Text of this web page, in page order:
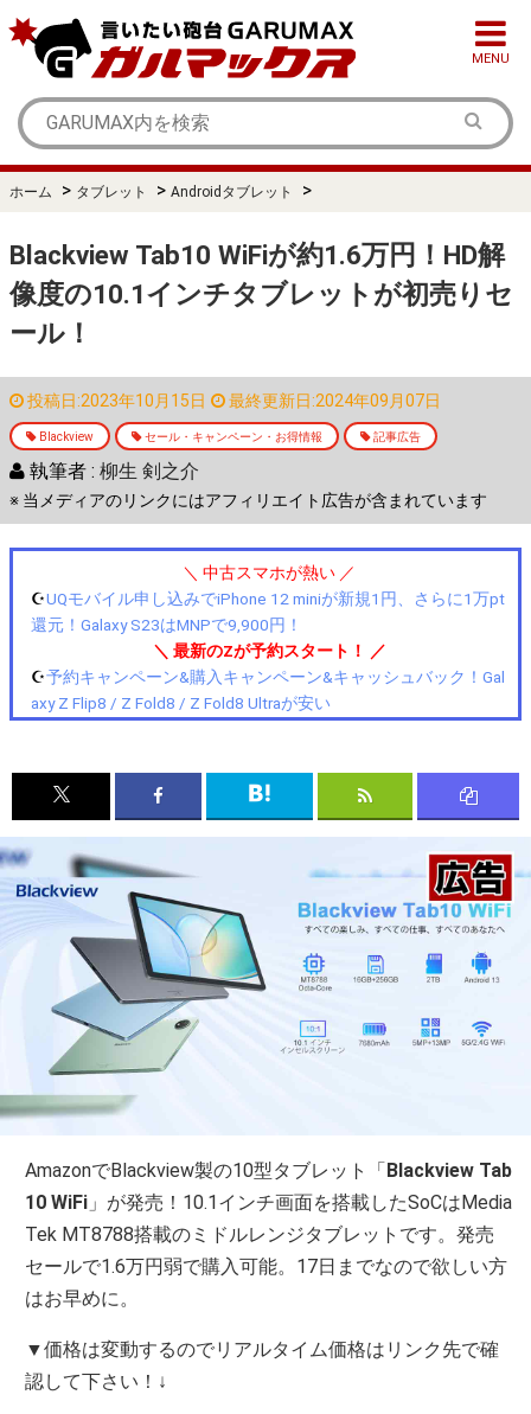
MENU
ホーム > タブレット > Androidタブレット >
Blackview Tab10 WiFiが約1.6万円！HD解
像度の10.1インチタブレットが初売りセ
ール！
投稿日:2023年10月15日 最終更新日:2024年09月07日
Blackview セール・キャンペーン・お得情報 記事広告
執筆者 : 柳生 剣之介
※ 当メディアのリンクにはアフィリエイト広告が含まれています
＼ 中古スマホが熱い ／
☪️UQモバイル申し込みでiPhone 12 miniが新規1円、さらに1万pt
還元！Galaxy S23はMNPで9,900円！
＼ 最新のZが予約スタート！ ／
☪️予約キャンペーン&購入キャンペーン&キャッシュバック！Gal
axy Z Flip8 / Z Fold8 / Z Fold8 Ultraが安い
AmazonでBlackview製の10型タブレット「 Blackview Tab
10 WiFi 」が発売！10.1インチ画面を搭載したSoCはMedia
Tek MT8788搭載のミドルレンジタブレットです。発売
セールで1.6万円弱で購入可能。17日までなので欲しい方
はお早めに。
▼価格は変動するのでリアルタイム価格はリンク先で確
認して下さい！↓